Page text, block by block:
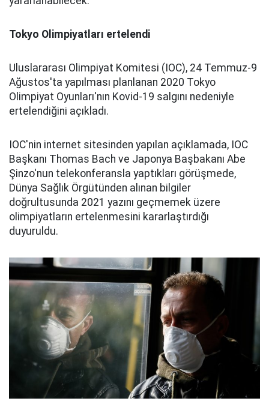
Tokyo Olimpiyatları ertelendi
Uluslararası Olimpiyat Komitesi (IOC), 24 Temmuz-9
Ağustos'ta yapılması planlanan 2020 Tokyo
Olimpiyat Oyunları'nın Kovid-19 salgını nedeniyle
ertelendiğini açıkladı.
IOC'nin internet sitesinden yapılan açıklamada, IOC
Başkanı Thomas Bach ve Japonya Başbakanı Abe
Şinzo'nun telekonferansla yaptıkları görüşmede,
Dünya Sağlık Örgütünden alınan bilgiler
doğrultusunda 2021 yazını geçmemek üzere
olimpiyatların ertelenmesini kararlaştırdığı
duyuruldu.